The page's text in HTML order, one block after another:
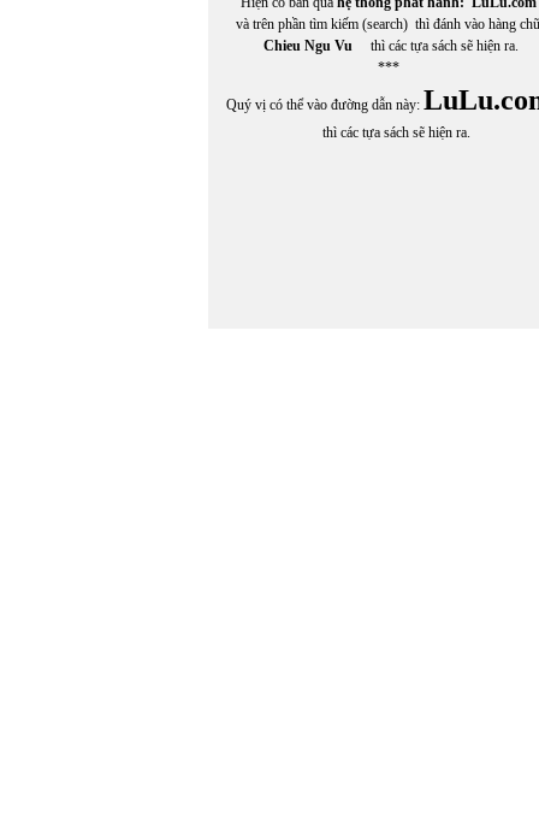
và trên phần tìm kiếm (search) thì đánh vào hàng
Chieu Ngu Vu thì các tựa sách sẽ hiện ra.
***
Quý vị có thể vào đường dẫn này:
thì các tựa sách sẽ hiện ra.